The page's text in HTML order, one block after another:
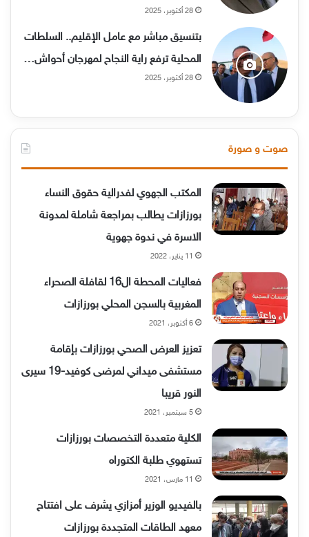
28 أكتوبر، 2025
بتنسيق مباشر مع عامل الإقليم.. السلطات
المحلية ترفع راية النجاح لمهرجان أحواش…
28 أكتوبر، 2025
صوت و صورة
المكتب الجهوي لفدرالية حقوق النساء
بورزازات يطالب بمراجعة شاملة لمدونة
الاسرة في ندوة جهوية
11 يناير، 2022
فعاليات المحطة ال16 لقافلة الصحراء
المغربية بالسجن المحلي بورزازات
6 أكتوبر، 2021
تعزيز العرض الصحي بورزازات بإقامة
مستشفى ميداني لمرضى كوفيد-19 سيرى
النور قريبا
5 سبتمبر، 2021
الكلية متعددة التخصصات بورزازات
تستهوي طلبة الكتوراه
11 مارس، 2021
بالفيديو الوزير أمزازي يشرف على افتتاح
معهد الطاقات المتجددة بورزازات